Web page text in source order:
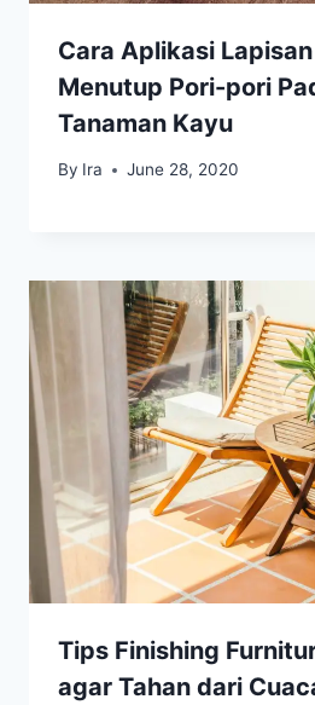
Cara Aplikasi
Menutup Pori-pori
Tanaman Kayu
By Ira June 28, 2020
Tips Finishing
agar Tahan dari